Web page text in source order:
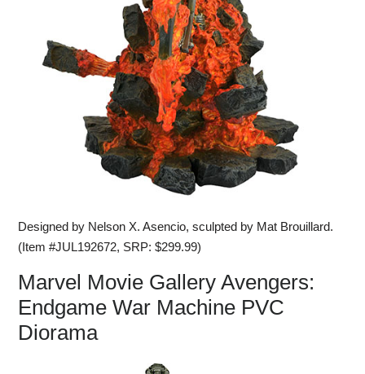
Designed by Nelson X. Asencio, sculpted by Mat Brouillard.
(Item #JUL192672, SRP: $299.99)
Marvel Movie Gallery Avengers:
Endgame War Machine PVC
Diorama